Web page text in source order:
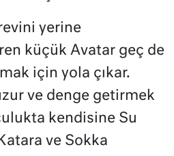
yerine
küçük Avatar geç de
için yola çıkar.
ve denge getirmek
kendisine Su
ve Sokka